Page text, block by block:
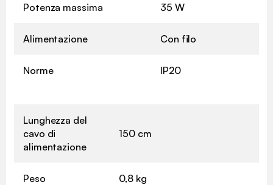
Potenza massima 35 W
Alimentazione Con filo
Norme IP20
Lunghezza del
cavo di
alimentazione
150 cm
Peso 0,8 kg